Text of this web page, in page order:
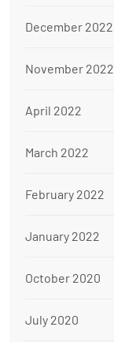
December 2022
November 2022
April 2022
March 2022
February 2022
January 2022
October 2020
July 2020